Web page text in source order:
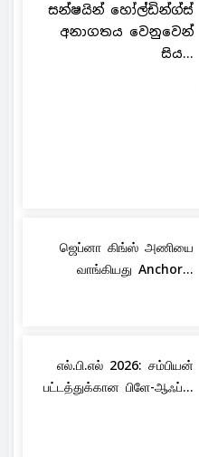
සන්ෂයින් හෝල්ඩින්ග්ස්
අනාගතය වෙනුවෙන්
සිය...
ஜெப்னா கிங்ஸ் அணியை
வாங்கியது Anchor...
எல்.பி.எல் 2026: சம்பியன்
பட்டத்துக்கான பிளே-ஆஃப்...